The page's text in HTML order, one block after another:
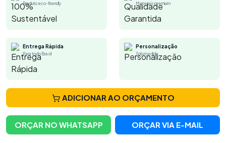
Produto eco-friendly Materiais premium
Entrega Rápida
Para todo Brasil
Personalização
Sob medida
ADICIONAR AO ORÇAMENTO
ORÇAR NO WHATSAPP ORÇAR VIA E-MAIL